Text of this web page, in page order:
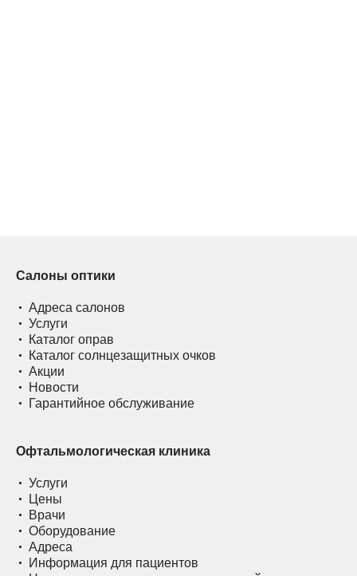
Салоны оптики
Адреса салонов
Услуги
Каталог оправ
Каталог солнцезащитных очков
Акции
Новости
Гарантийное обслуживание
Офтальмологическая клиника
Услуги
Цены
Врачи
Оборудование
Адреса
Информация для пациентов